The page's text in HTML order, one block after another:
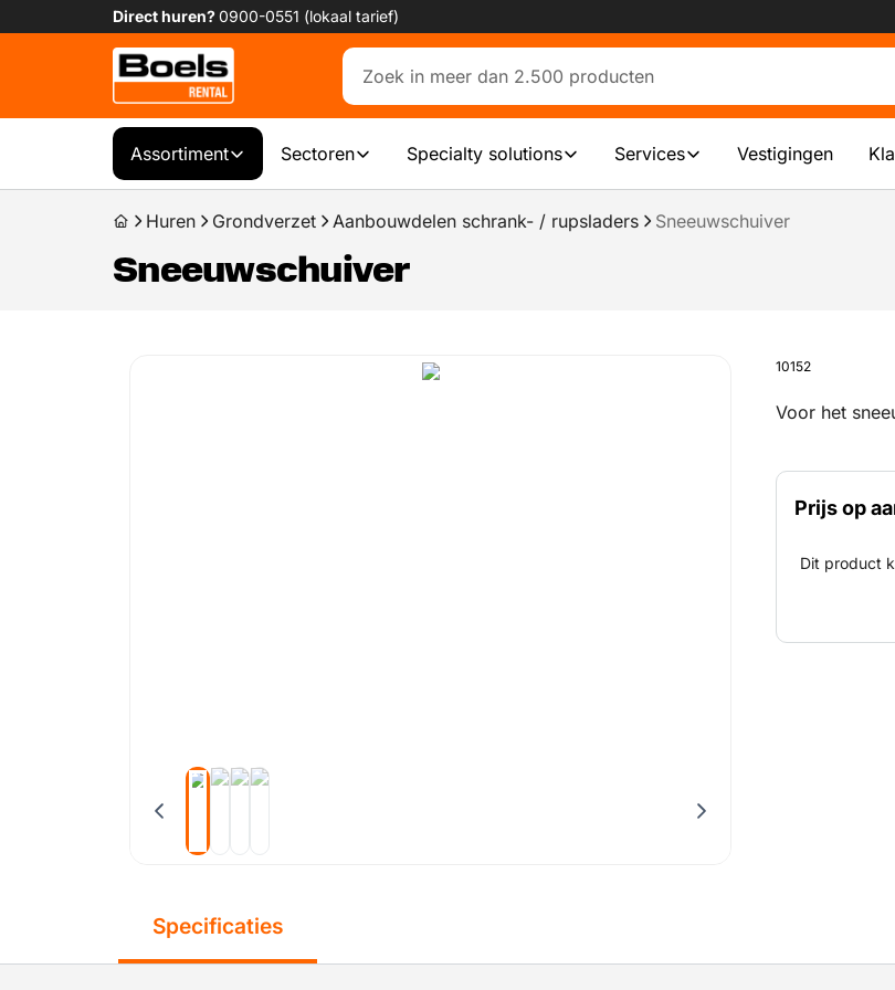
Direct huren?0900-0551 (lokaal tarief)
Assortiment Sectoren Specialty solutions Services Vestigingen
Huren Grondverzet Aanbouwdelen schrank- / rupsladers Sneeuwschuiver
Sneeuwschuiver
10152
Voor het
Prijs op
Dit product
Specificaties